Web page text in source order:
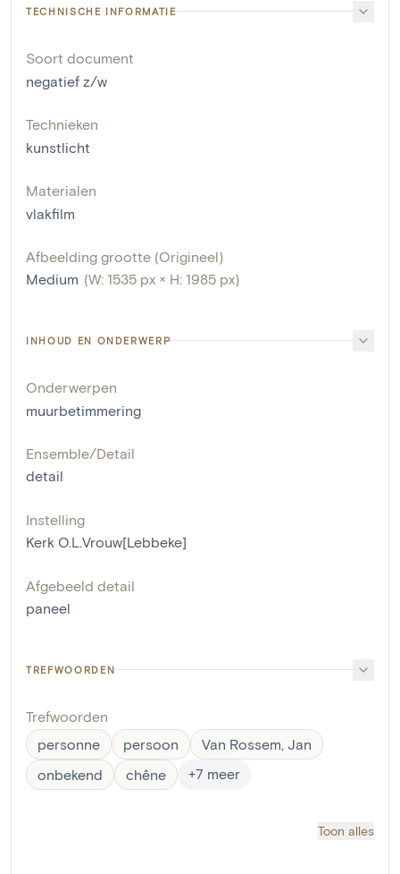
TECHNISCHE INFORMATIE
Soort document
negatief z/w
Technieken
kunstlicht
Materialen
vlakfilm
Afbeelding grootte (Origineel)
Medium (W: 1535 px × H: 1985 px)
INHOUD EN ONDERWERP
Onderwerpen
muurbetimmering
Ensemble/Detail
detail
Instelling
Kerk O.L.Vrouw[Lebbeke]
Afgebeeld detail
paneel
TREFWOORDEN
Trefwoorden
personne
persoon
Van Rossem, Jan
onbekend
chêne +7 meer
Toon alles